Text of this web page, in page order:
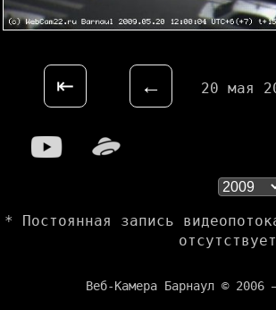
⇤ ← 20 мая
* Постоянная запись
Веб-Камера Барнаул © 2006